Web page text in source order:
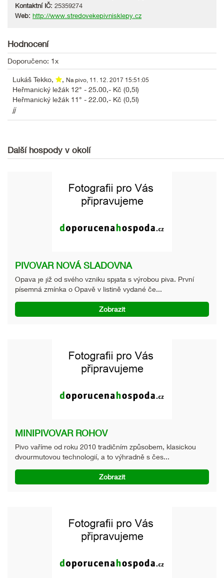
Kontaktní IČ: 25359274
Web: http://www.stredovekepivnisklepy.cz
Hodnocení
Doporučeno: 1x
Lukáš Tekko, , Na pivo, 11. 12. 2017 15:51:05
Heřmanický ležák 12° - 25.00,- Kč (0,5l)
Heřmanický ležák 11° - 22.00,- Kč (0,5l)
jj
Další hospody v okolí
PIVOVAR NOVÁ SLADOVNA
Opava je již od svého vzniku spjata s výrobou piva. První
písemná zmínka o Opavě v listině vydané če...
Zobrazit
MINIPIVOVAR ROHOV
Pivo vaříme od roku 2010 tradičním způsobem, klasickou
dvourmutovou technologií, a to výhradně s čes...
Zobrazit